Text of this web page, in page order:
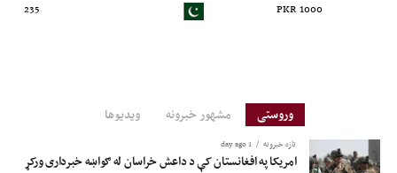
1000 PKR
235
وروستی مشهور خبرونه ویدیوها
تازه خبرونه 1 day ago
امریکا په افغانستان کې د داعش خراسان له ګواښه خبرداری ورکړ